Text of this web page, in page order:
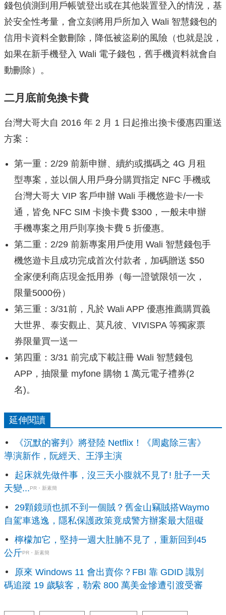
錢包偵測到用戶帳號登出或在其他裝置登入的情況， 基
於安全性考量，會立刻將用戶所加入 Wali 智慧錢包的
信用卡資料全數刪除，降低被盜刷的風險（也就是說，
如果在新手機登入 Wali 電子錢包，舊手機資料就會自
動刪除）。
二月底前免換卡費
台灣大哥大自 2016 年 2 月 1 日起推出換卡優惠四重送
方案：
第一重：2/29 前新申辦、續約或攜碼之 4G 月租
型專案，並以個人用戶身分購買指定 NFC 手機或
台灣大哥大 VIP 客戶申辦 Wali 手機悠遊卡/一卡
通，皆免 NFC SIM 卡換卡費 $300，一般未申辦
手機專案之用戶則享換卡費 5 折優惠。
第二重：2/29 前新專案用戶使用 Wali 智慧錢包手
機悠遊卡且成功完成首次付款者，加碼贈送 $50
全家便利商店現金抵用券（每一證號限領一次，
限量5000份）
第三重：3/31前，凡於 Wali APP 優惠推薦購買義
大世界、泰安觀止、莫凡彼、VIVISPA 等獨家票
券限量買一送一
第四重：3/31 前完成下載註冊 Wali 智慧錢包
APP，抽限量 myfone 購物 1 萬元電子禮券(2
名)。
延伸閱讀
《沉默的審判》將登陸 Netflix！《周處除三害》
導演新作，阮經天、王淨主演
起床就先做件事，沒三天小腹就不見了! 肚子一天
天變... PR・新素簡
29顆鏡頭也抓不到一個賊？舊金山竊賊搭Waymo
自駕車逃逸，隱私保護政策竟成警方辦案最大阻礙
檸檬加它，堅持一週大肚腩不見了，重新回到45
公斤PR・新素簡
原來 Windows 11 會出賣你？FBI 靠 GDID 識別
碼追蹤 19 歲駭客，勒索 800 萬美金慘遭引渡受審